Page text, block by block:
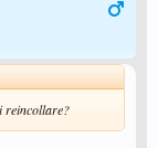
reincollare?